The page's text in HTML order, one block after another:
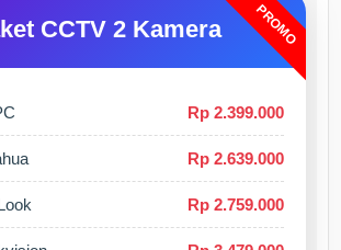
PROMO
CCTV 2 Kamera
Rp 2.399.000
Rp 2.639.000
Rp 2.759.000